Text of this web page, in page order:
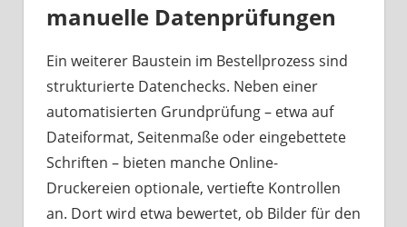
manuelle Datenprüfungen
Ein weiterer Baustein im Bestellprozess sind
strukturierte Datenchecks. Neben einer
automatisierten Grundprüfung – etwa auf
Dateiformat, Seitenmaße oder eingebettete
Schriften – bieten manche Online-
Druckereien optionale, vertiefte Kontrollen
an. Dort wird etwa bewertet, ob Bilder für den